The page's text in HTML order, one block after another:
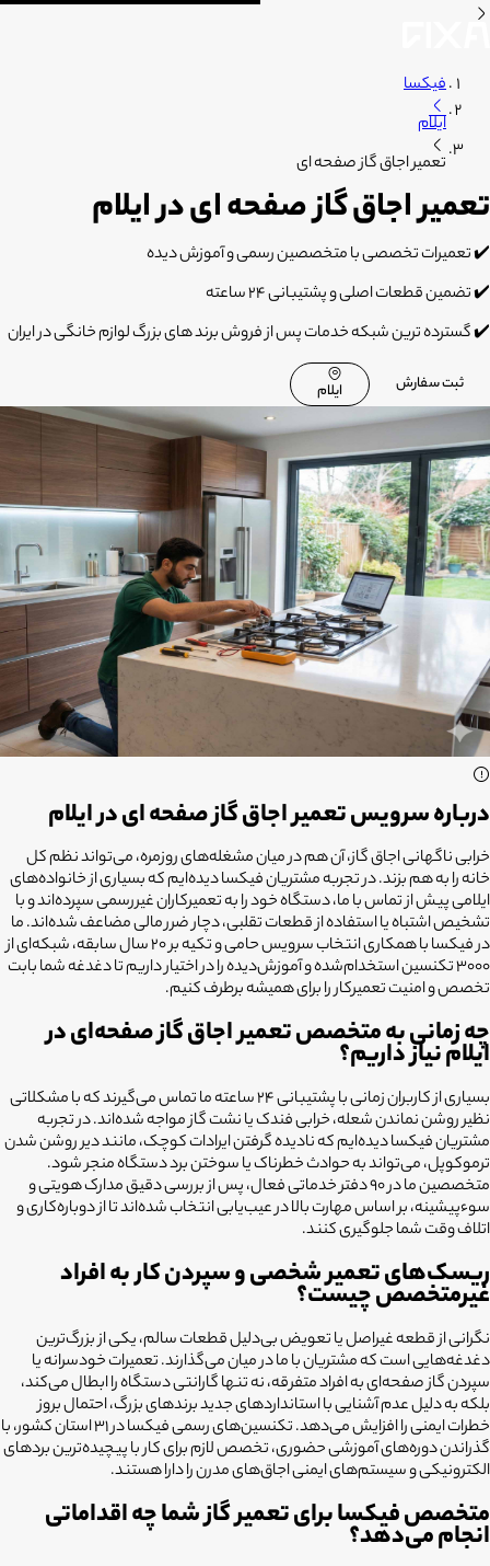
فیکسا
ایلام
تعمیر اجاق گاز صفحه ای
تعمیر اجاق گاز صفحه ای در ایلام
✔️ تعمیرات تخصصی با متخصصین رسمی و آموزش دیده
✔️ تضمین قطعات اصلی و پشتیبانی 24 ساعته
✔️ گسترده ترین شبکه خدمات پس از فروش برند های بزرگ لوازم خانگی در ایران
ثبت سفارش ایلام
درباره سرویس تعمیر اجاق گاز صفحه ای در ایلام
خرابی ناگهانی اجاق گاز، آن هم در میان مشغله‌های روزمره، می‌تواند نظم کل
خانه را به هم بزند. در تجربه مشتریان فیکسا دیده‌ایم که بسیاری از خانواده‌های
ایلامی پیش از تماس با ما، دستگاه خود را به تعمیرکاران غیررسمی سپرده‌اند و با
تشخیص اشتباه یا استفاده از قطعات تقلبی، دچار ضرر مالی مضاعف شده‌اند. ما
در فیکسا با همکاری انتخاب سرویس حامی و تکیه بر ۲۰ سال سابقه، شبکه‌ای از
۳۰۰۰ تکنسین استخدام‌شده و آموزش‌دیده را در اختیار داریم تا دغدغه شما بابت
تخصص و امنیت تعمیرکار را برای همیشه برطرف کنیم.
چه زمانی به متخصص تعمیر اجاق گاز صفحه‌ای در
ایلام نیاز داریم؟
بسیاری از کاربران زمانی با پشتیبانی ۲۴ ساعته ما تماس می‌گیرند که با مشکلاتی
نظیر روشن نماندن شعله، خرابی فندک یا نشت گاز مواجه شده‌اند. در تجربه
مشتریان فیکسا دیده‌ایم که نادیده گرفتن ایرادات کوچک، مانند دیر روشن شدن
ترموکوپل، می‌تواند به حوادث خطرناک یا سوختن برد دستگاه منجر شود.
متخصصین ما در ۹۰ دفتر خدماتی فعال، پس از بررسی دقیق مدارک هویتی و
سوءپیشینه، بر اساس مهارت بالا در عیب‌یابی انتخاب شده‌اند تا از دوباره‌کاری و
اتلاف وقت شما جلوگیری کنند.
ریسک‌های تعمیر شخصی و سپردن کار به افراد
غیرمتخصص چیست؟
نگرانی از قطعه غیراصل یا تعویض بی‌دلیل قطعات سالم، یکی از بزرگ‌ترین
دغدغه‌هایی است که مشتریان با ما در میان می‌گذارند. تعمیرات خودسرانه یا
سپردن گاز صفحه‌ای به افراد متفرقه، نه تنها گارانتی دستگاه را ابطال می‌کند،
بلکه به دلیل عدم آشنایی با استانداردهای جدید برندهای بزرگ، احتمال بروز
خطرات ایمنی را افزایش می‌دهد. تکنسین‌های رسمی فیکسا در ۳۱ استان کشور، با
گذراندن دوره‌های آموزشی حضوری، تخصص لازم برای کار با پیچیده‌ترین بردهای
الکترونیکی و سیستم‌های ایمنی اجاق‌های مدرن را دارا هستند.
متخصص فیکسا برای تعمیر گاز شما چه اقداماتی
انجام می‌دهد؟